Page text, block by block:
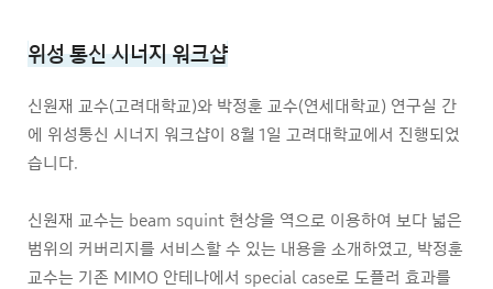
위성 통신 시너지 워크샵
신원재 교수(고려대학교)와 박정훈 교수(연세대학교) 연구실 간
에 위성통신 시너지 워크샵이 8월 1일 고려대학교에서 진행되었
습니다.
신원재 교수는 beam squint 현상을 역으로 이용하여 보다 넓은
범위의 커버리지를 서비스할 수 있는 내용을 소개하였고, 박정훈
교수는 기존 MIMO 안테나에서 special case로 도플러 효과를